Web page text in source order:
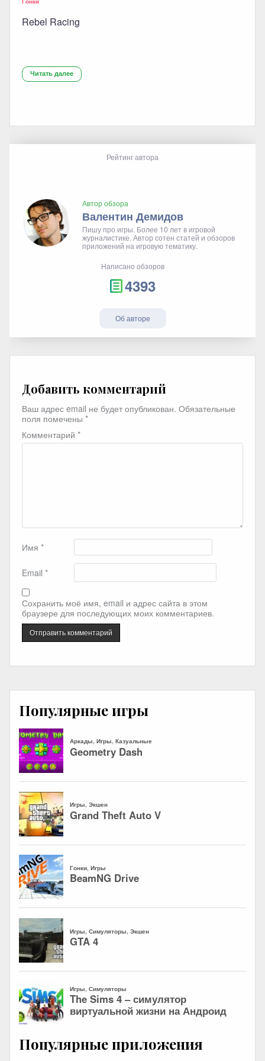
Rebel Racing
Читать далее
Рейтинг автора
Автор обзора
Валентин Демидов
Пишу про игры. Более 10 лет в игровой
журналистике. Автор сотен статей и обзоров
приложений на игровую тематику.
Написано обзоров
4393
Об авторе
Добавить комментарий
Ваш адрес email не будет опубликован. Обязательные
поля помечены *
Комментарий *
Имя *
Email *
Сохранить моё имя, email и адрес сайта в этом
браузере для последующих моих комментариев.
Популярные игры
Популярные приложения